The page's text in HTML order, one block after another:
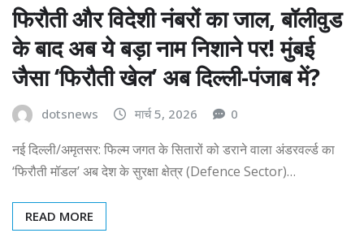
फिरौती और विदेशी नंबरों का जाल, बॉलीवुड
के बाद अब ये बड़ा नाम निशाने पर! मुंबई
जैसा ‘फिरौती खेल’ अब दिल्ली-पंजाब में?
dotsnews मार्च 5, 2026 0
नई दिल्ली/अमृतसर: फिल्म जगत के सितारों को डराने वाला अंडरवर्ल्ड का
‘फिरौती मॉडल’ अब देश के सुरक्षा क्षेत्र (Defence Sector)…
READ MORE